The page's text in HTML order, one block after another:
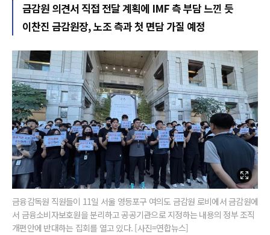
금감원 의견서 직접 전달 계획에 IMF 측 부담 느낀 듯
이찬진 금감원장, 노조 측과 첫 면담 가질 예정
금융감독원 직원들이 11일 서울 영등포구 여의도 금감원 로비에서 금감원에
서 금융소비자보호원을 분리하고 공공기관으로 지정하는 내용의 정부 조직
개편안에 반대하는 집회를 열고 있다. [사진=연합뉴스]